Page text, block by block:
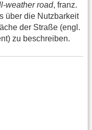
weather road, franz.
über die Nutzbarkeit
der Straße (engl.
zu beschreiben.